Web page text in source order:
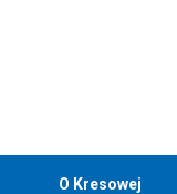
O Kresowej